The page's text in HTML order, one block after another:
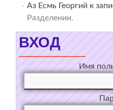
Аз Есмь Георгий к
Разделении.
ВХОД
Имя